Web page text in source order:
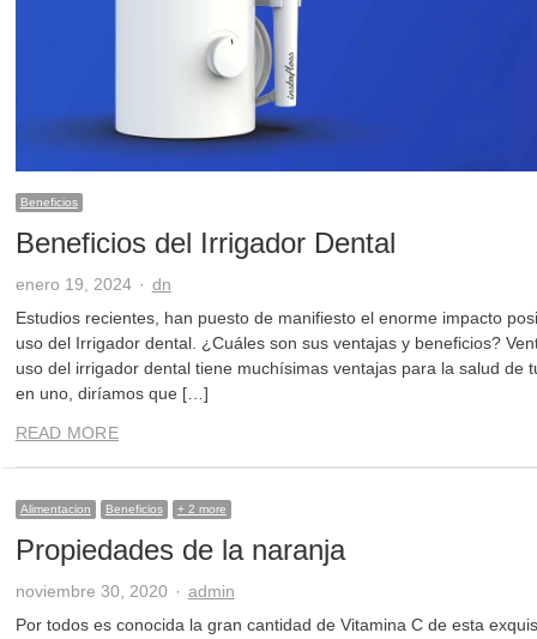
Beneficios
Beneficios del Irrigador Dental
enero 19, 2024 Author
dn
Estudios recientes, han puesto de manifiesto el enorme impacto
uso del Irrigador dental. ¿Cuáles son sus ventajas y beneficios?
uso del irrigador dental tiene muchísimas ventajas para la salud de
en uno, diríamos que […]
READ MORE
Alimentacion Beneficios + 2 more
Propiedades de la naranja
noviembre 30, 2020 Author
admin
Por todos es conocida la gran cantidad de Vitamina C de esta